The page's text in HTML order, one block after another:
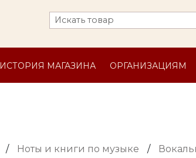
ИСТОРИЯ МАГАЗИНА ОРГАНИЗАЦИЯМ
/ Ноты и книги по музыке /